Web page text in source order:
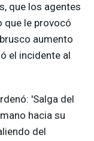
que los agentes
que le provocó
aumento
el incidente al
'Salga del
hacia su
del